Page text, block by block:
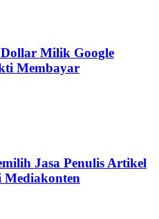
Milik Google
Membayar
Jasa Penulis Artikel
Mediakonten